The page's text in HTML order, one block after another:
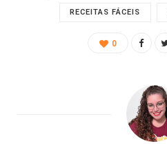
RECEITAS FÁCEIS
0